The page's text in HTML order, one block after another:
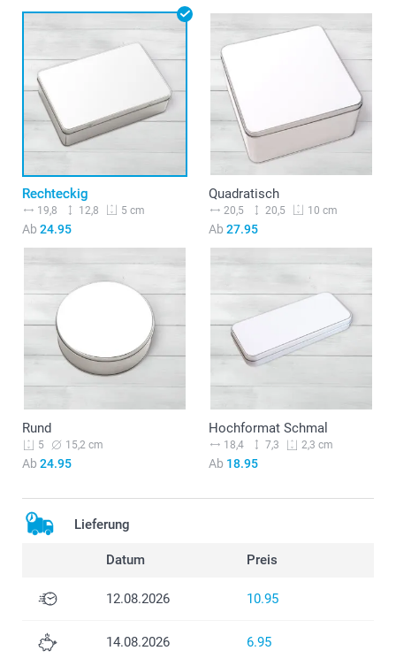
Rechteckig
19,8 12,8 5 cm
Ab 24.95
Quadratisch
20,5 20,5 10 cm
Ab 27.95
Rund
5 15,2 cm
Ab 24.95
Hochformat Schmal
18,4 7,3 2,3 cm
Ab 18.95
Lieferung
Datum Preis
12.08.2026 10.95
14.08.2026 6.95